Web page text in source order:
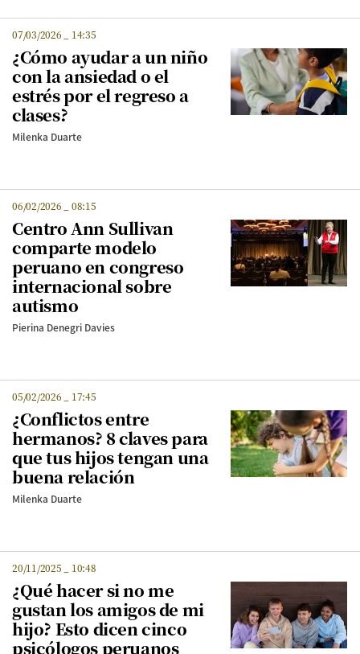
07/03/2026 14:35
¿Cómo ayudar a un niño
con la ansiedad o el
estrés por el regreso a
clases?
Milenka Duarte
06/02/2026 08:15
Centro Ann Sullivan
comparte modelo
peruano en congreso
internacional sobre
autismo
Pierina Denegri Davies
05/02/2026 17:45
¿Conflictos entre
hermanos? 8 claves para
que tus hijos tengan una
buena relación
Milenka Duarte
20/11/2025 10:48
¿Qué hacer si no me
gustan los amigos de mi
hijo? Esto dicen cinco
psicólogos peruanos